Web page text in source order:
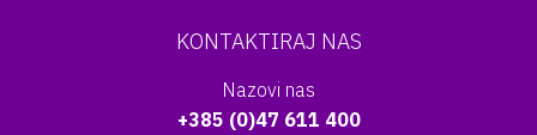
KONTAKTIRAJ NAS
Nazovi nas
+385 (0)47 611 400